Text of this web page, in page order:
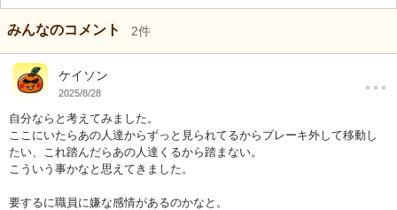
みんなのコメント 2件
ケイソン
2025/8/28 …
自分ならと考えてみました。
ここにいたらあの人達からずっと見られてるからプレーキ外して移動し
たい、これ踏んだらあの人達くるから踏まない。
こういう事かなと思えてきました。
要するに職員に嫌な感情があるのかなと。